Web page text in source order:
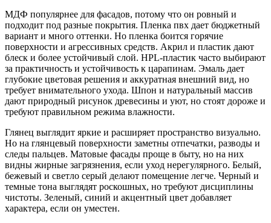
МДФ популярнее для фасадов, потому что он ровный и
подходит под разные покрытия. Пленка пвх дает бюджетный
вариант и много оттенки. Но пленка боится горячие
поверхности и агрессивных средств. Акрил и пластик дают
блеск и более устойчивый слой. HPL-пластик часто выбирают
за практичность и устойчивость к царапинам. Эмаль дает
глубокие цветовая решения и аккуратная внешний вид, но
требует внимательного ухода. Шпон и натуральный массив
дают природный рисунок древесины и уют, но стоят дороже и
требуют правильном режима влажности.
Глянец выглядит яркие и расширяет пространство визуально.
Но на глянцевый поверхности заметны отпечатки, разводы и
следы пальцев. Матовые фасады проще в быту, но на них
видны жирные загрязнения, если уход нерегулярного. Белый,
бежевый и светло серый делают помещение легче. Черный и
темные тона выглядят роскошных, но требуют дисциплины
чистоты. Зеленый, синий и акцентный цвет добавляет
характера, если он уместен.